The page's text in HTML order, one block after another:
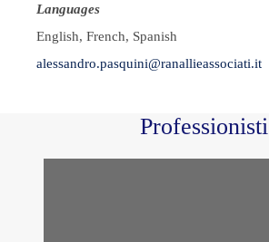
Languages
English, French, Spanish
alessandro.pasquini@ranallieassociati.it
Professionisti